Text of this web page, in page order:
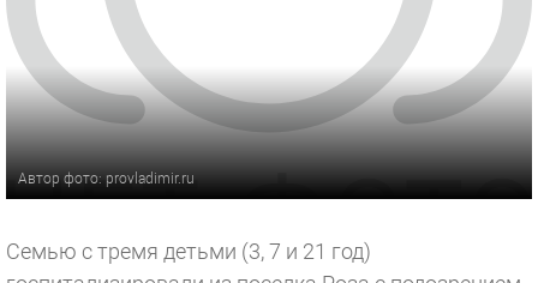
Автор фото: provladimir.ru
Семью с тремя детьми (3, 7 и 21 год)